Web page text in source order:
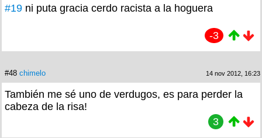
#19 ni puta gracia cerdo racista a la hoguera
-3
#48 chimelo 14 nov 2012, 16:23
También me sé uno de verdugos, es para perder la
cabeza de la risa!
3